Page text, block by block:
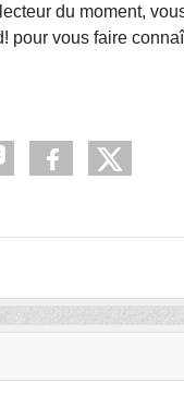
du moment,
vous faire